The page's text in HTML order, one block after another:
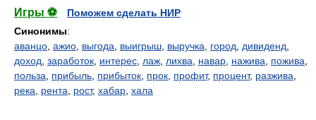
Игры ⚽
Поможем сделать НИР
Синонимы:
аванцо ажио выгода выигрыш выручка город дивиденд
доход заработок интерес лаж лихва навар нажива пожива
польза
прибыль прибыток прок профит, процент, разжива
река
рента рост, хабар хала